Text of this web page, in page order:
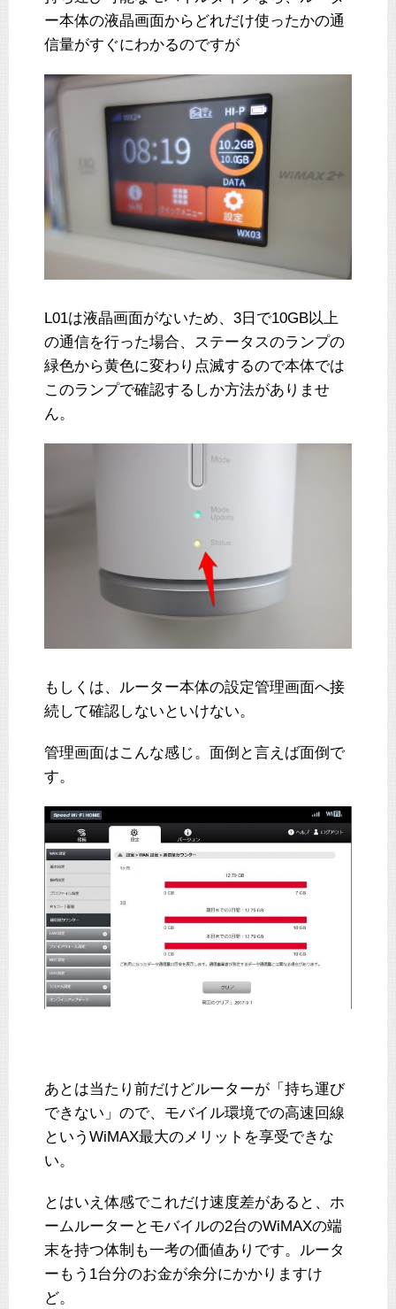
ー本体の液晶画面からどれだけ使ったかの通
信量がすぐにわかるのですが
L01は液晶画面がないため、3日で10GB以上
の通信を行った場合、ステータスのランプの
緑色から黄色に変わり点滅するので本体では
このランプで確認するしか方法がありませ
ん。
もしくは、ルーター本体の設定管理画面へ接
続して確認しないといけない。
管理画面はこんな感じ。面倒と言えば面倒で
す。
あとは当たり前だけどルーターが「持ち運び
できない」ので、モバイル環境での高速回線
というWiMAX最大のメリットを享受できな
い。
とはいえ体感でこれだけ速度差があると、ホ
ームルーターとモバイルの2台のWiMAXの端
末を持つ体制も一考の価値ありです。ルータ
ーもう1台分のお金が余分にかかりますけ
ど。